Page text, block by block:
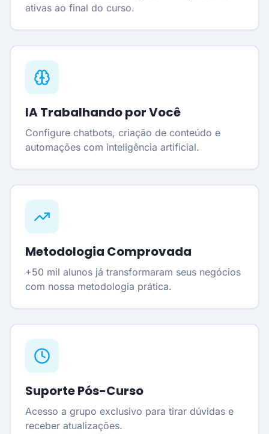
ativas ao final do curso.
IA Trabalhando por Você
Configure chatbots, criação de conteúdo e
automações com inteligência artificial.
Metodologia Comprovada
+50 mil alunos já transformaram seus negócios
com nossa metodologia prática.
Suporte Pós-Curso
Acesso a grupo exclusivo para tirar dúvidas e
receber atualizações.